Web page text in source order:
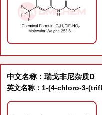
中文名称：瑞戈非尼杂质D